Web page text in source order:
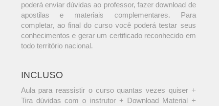
poderá enviar dúvidas ao professor, fazer download de
apostilas e materiais complementares. Para
completar, ao final do curso você poderá testar seus
conhecimentos e gerar um certificado reconhecido em
todo território nacional.
INCLUSO
Aula para reassistir o curso quantas vezes quiser +
Tira dúvidas com o instrutor + Download Material +